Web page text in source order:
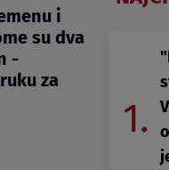
i
su dva
-
za
1.